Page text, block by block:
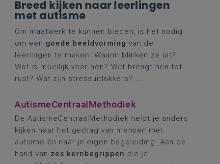
Breed kijken naar leerlingen
met autisme
Om maatwerk te kunnen bieden, is het nodig
om een goede beeldvorming van de
leerlingen te maken. Waarin blinken ze uit?
Wat is moeilijk voor hen? Wat brengt hen tot
rust? Wat zijn stressuitlokkers? ...
AutismeCentraalMethodiek
De AutismeCentraalMethodiek helpt je anders
kijken naar het gedrag van mensen met
autisme én naar je eigen begeleiding. Aan de
hand van zes kernbegrippen die je